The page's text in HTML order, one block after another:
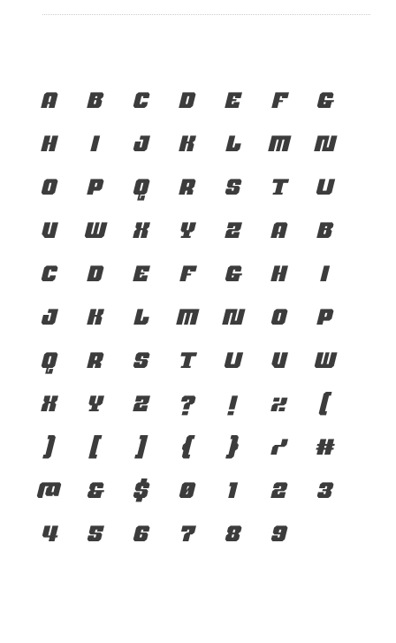
A B C D E F G
H I J K L M N
O P Q R S T U
V W X Y Z a b
c d e f g h i
j k l m n o p
q r s t u v w
x y z ? ! % (
) [ ] { } / #
@ & $ 0 1 2 3
4 5 6 7 8 9